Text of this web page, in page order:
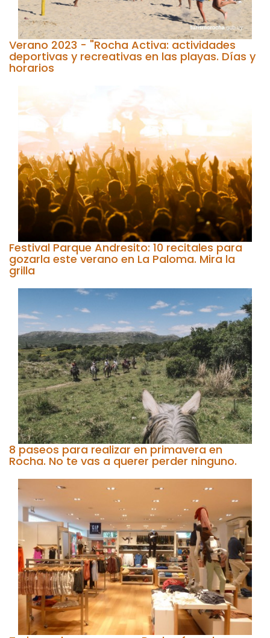
Verano 2023 - "Rocha Activa: actividades
deportivas y recreativas en las playas. Días y
horarios
Festival Parque Andresito: 10 recitales para
gozarla este verano en La Paloma. Mira la
grilla
8 paseos para realizar en primavera en
Rocha. No te vas a querer perder ninguno.